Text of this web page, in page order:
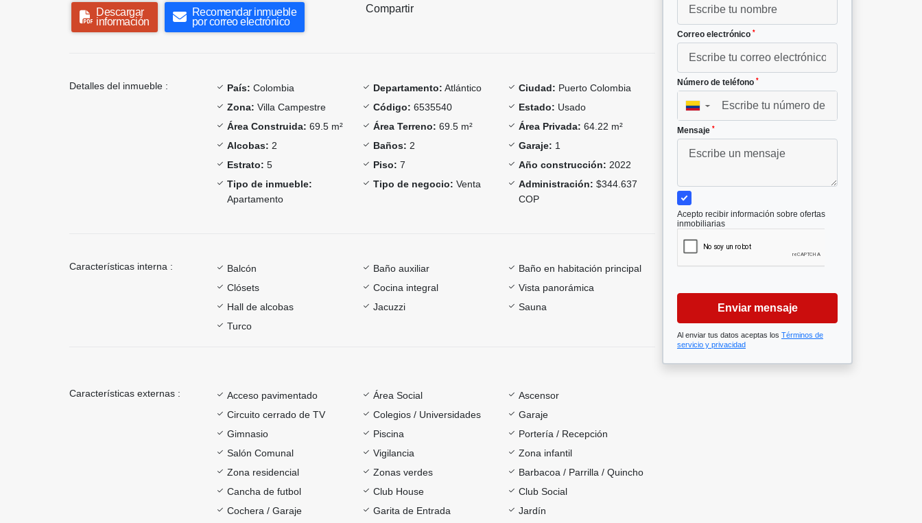
Descargar
información
Recomendar inmueble
por correo electrónico
Compartir
Detalles del inmueble : País: Colombia Departamento: Atlántico Ciudad: Puerto Colombia
Zona: Villa Campestre Código: 6535540 Estado: Usado
Área Construida: 69.5 m² Área Terreno: 69.5 m² Área Privada: 64.22 m²
Alcobas: 2 Baños: 2 Garaje: 1
Estrato: 5 Piso: 7 Año construcción: 2022
Tipo de inmueble:
Apartamento
Tipo de negocio: Venta Administración: $344.637
COP
Características interna : Balcón Baño auxiliar
Baño en habitación principal
Clósets
Cocina integral
Vista panorámica
Hall de alcobas
Jacuzzi
Sauna
Turco
Características externas : Acceso pavimentado Área Social
Ascensor
Circuito cerrado de TV
Colegios / Universidades
Garaje
Gimnasio
Piscina
Portería / Recepción
Salón Comunal
Vigilancia
Zona infantil
Zona residencial
Zonas verdes
Barbacoa / Parrilla / Quincho
Cancha de futbol
Club House
Club Social
Cochera / Garaje
Garita de Entrada
Jardín
Correo electrónico *
Número de teléfono *
▼
Mensaje *
Acepto recibir información sobre ofertas
inmobiliarias
Enviar mensaje
Al enviar tus datos aceptas los Términos de
servicio y privacidad